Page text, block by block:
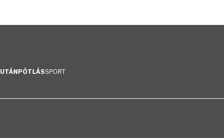
UTÁNPÓTLÁSSPORT